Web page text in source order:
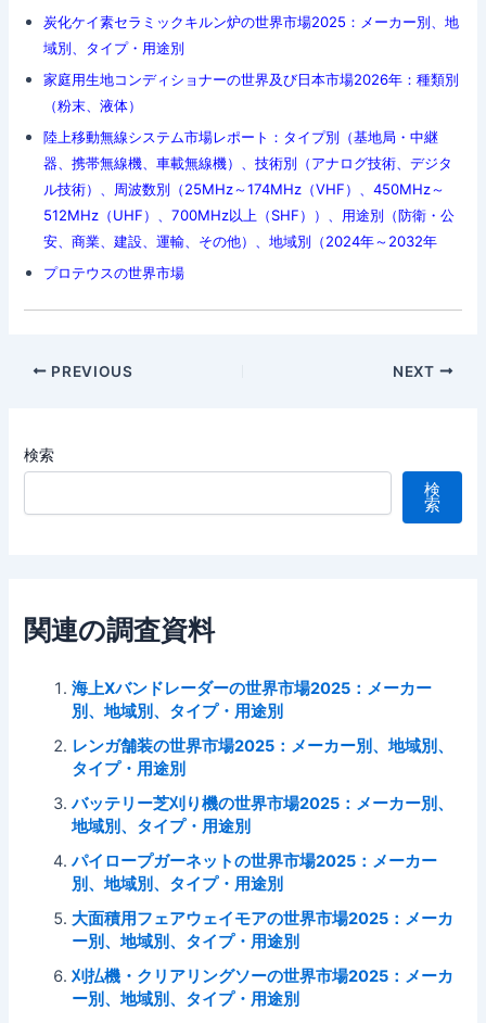
炭化ケイ素セラミックキルン炉の世界市場2025：メーカー別、地
域別、タイプ・用途別
家庭用生地コンディショナーの世界及び日本市場2026年：種類別
（粉末、液体）
陸上移動無線システム市場レポート：タイプ別（基地局・中継
器、携帯無線機、車載無線機）、技術別（アナログ技術、デジタ
ル技術）、周波数別（25MHz～174MHz（VHF）、450MHz～
512MHz（UHF）、700MHz以上（SHF））、用途別（防衛・公
安、商業、建設、運輸、その他）、地域別（2024年～2032年
プロテウスの世界市場
Post
PREVIOUS NEXT
検索
検
索
関連の調査資料
海上Xバンドレーダーの世界市場2025：メーカー
別、地域別、タイプ・用途別
レンガ舗装の世界市場2025：メーカー別、地域別、
タイプ・用途別
バッテリー芝刈り機の世界市場2025：メーカー別、
地域別、タイプ・用途別
パイロープガーネットの世界市場2025：メーカー
別、地域別、タイプ・用途別
大面積用フェアウェイモアの世界市場2025：メーカ
ー別、地域別、タイプ・用途別
刈払機・クリアリングソーの世界市場2025：メーカ
ー別、地域別、タイプ・用途別